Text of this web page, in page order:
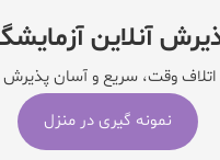
آنلاین
اتلاف وقت، سریع و آسان
نمونه گیری در منزل